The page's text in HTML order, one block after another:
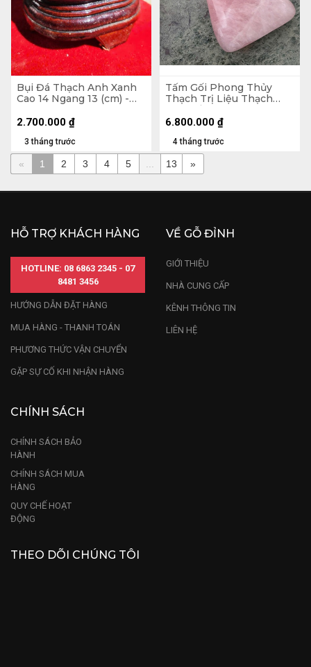
Bụi Đá Thạch Anh Xanh
Cao 14 Ngang 13 (cm) -
3 tháng trước
2.700.000 ₫
Tấm Gối Phong Thủy
Thạch Trị Liệu Thạch
7,66kg - D31 x R18 x
4 tháng trước
6.800.000 ₫
« 1 2 3 4 5 13 »
HỖ TRỢ KHÁCH HÀNG
HOTLINE: 08 6863 2345 - 07
8481 3456
HƯỚNG DẪN ĐẶT HÀNG
MUA HÀNG - THANH TOÁN
PHƯƠNG THỨC VẬN CHUYỂN
GẶP SỰ CỐ KHI NHẬN HÀNG
VỀ GỖ ĐỈNH
GIỚI THIỆU
NHÀ CUNG CẤP
KÊNH THÔNG TIN
LIÊN HỆ
CHÍNH SÁCH
CHÍNH SÁCH BẢO
HÀNH
CHÍNH SÁCH MUA
HÀNG
QUY CHẾ HOẠT
ĐỘNG
THEO DÕI CHÚNG TÔI